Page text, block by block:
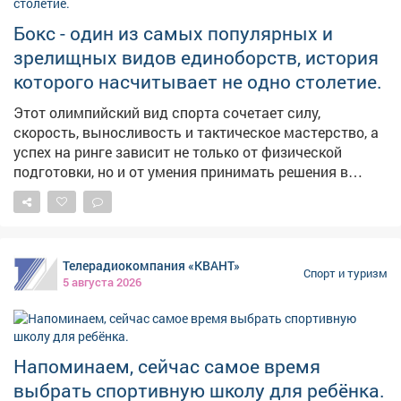
Бокс - один из самых популярных и
зрелищных видов единоборств, история
которого насчитывает не одно столетие.
Этот олимпийский вид спорта сочетает силу,
скорость, выносливость и тактическое мастерство, а
успех на ринге зависит не только от физической
подготовки, но и от умения принимать решения в
считанные секунды. В России бокс имеет богатые
спортивные традиции и продолжает активно
спортивные школы и секции, проводятся
соревнования, а кузбасские спортсмены достойно
представляют область на всероссийской и
международной аренах. В карточках расскажем об
истории бокса, его особенностях и известных
спортсменах, чьи достижения стали важной частью
спортивной истории Кузбасса.
Телерадиокомпания «КВАНТ»
5 августа 2026
Спорт и туризм
Напоминаем, сейчас самое время
выбрать спортивную школу для ребёнка.